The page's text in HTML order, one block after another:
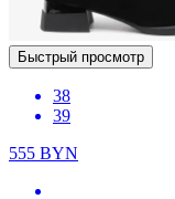
Быстрый просмотр
38
39
555 BYN